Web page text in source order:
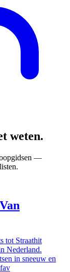
weten.
—
tot Straathit
Nederland.
in sneeuw en